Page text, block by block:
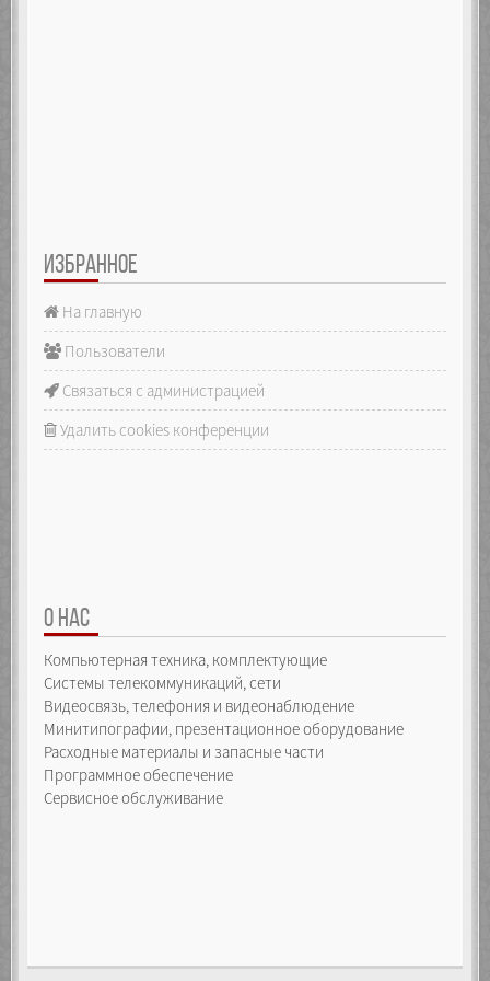
ИЗБРАННОЕ
На главную
Пользователи
Связаться с администрацией
Удалить cookies конференции
О НАС
Компьютерная техника, комплектующие
Системы телекоммуникаций, сети
Видеосвязь, телефония и видеонаблюдение
Минитипографии, презентационное оборудование
Расходные материалы и запасные части
Программное обеспечение
Сервисное обслуживание